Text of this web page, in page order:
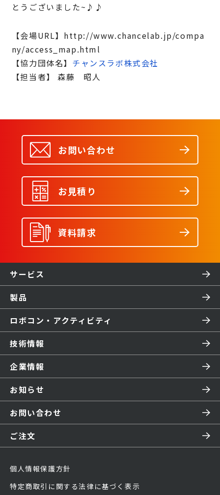
とうございました~♪♪
【会場URL】http://www.chancelab.jp/compa
ny/access_map.html
【協力団体名】 チャンスラボ株式会社
【担当者】 森藤 昭人
お問い合わせ
お見積り
資料請求
サービス
製品
ロボコン・アクティビティ
技術情報
企業情報
お知らせ
お問い合わせ
ご注文
個人情報保護方針
特定商取引に関する法律に基づく表示